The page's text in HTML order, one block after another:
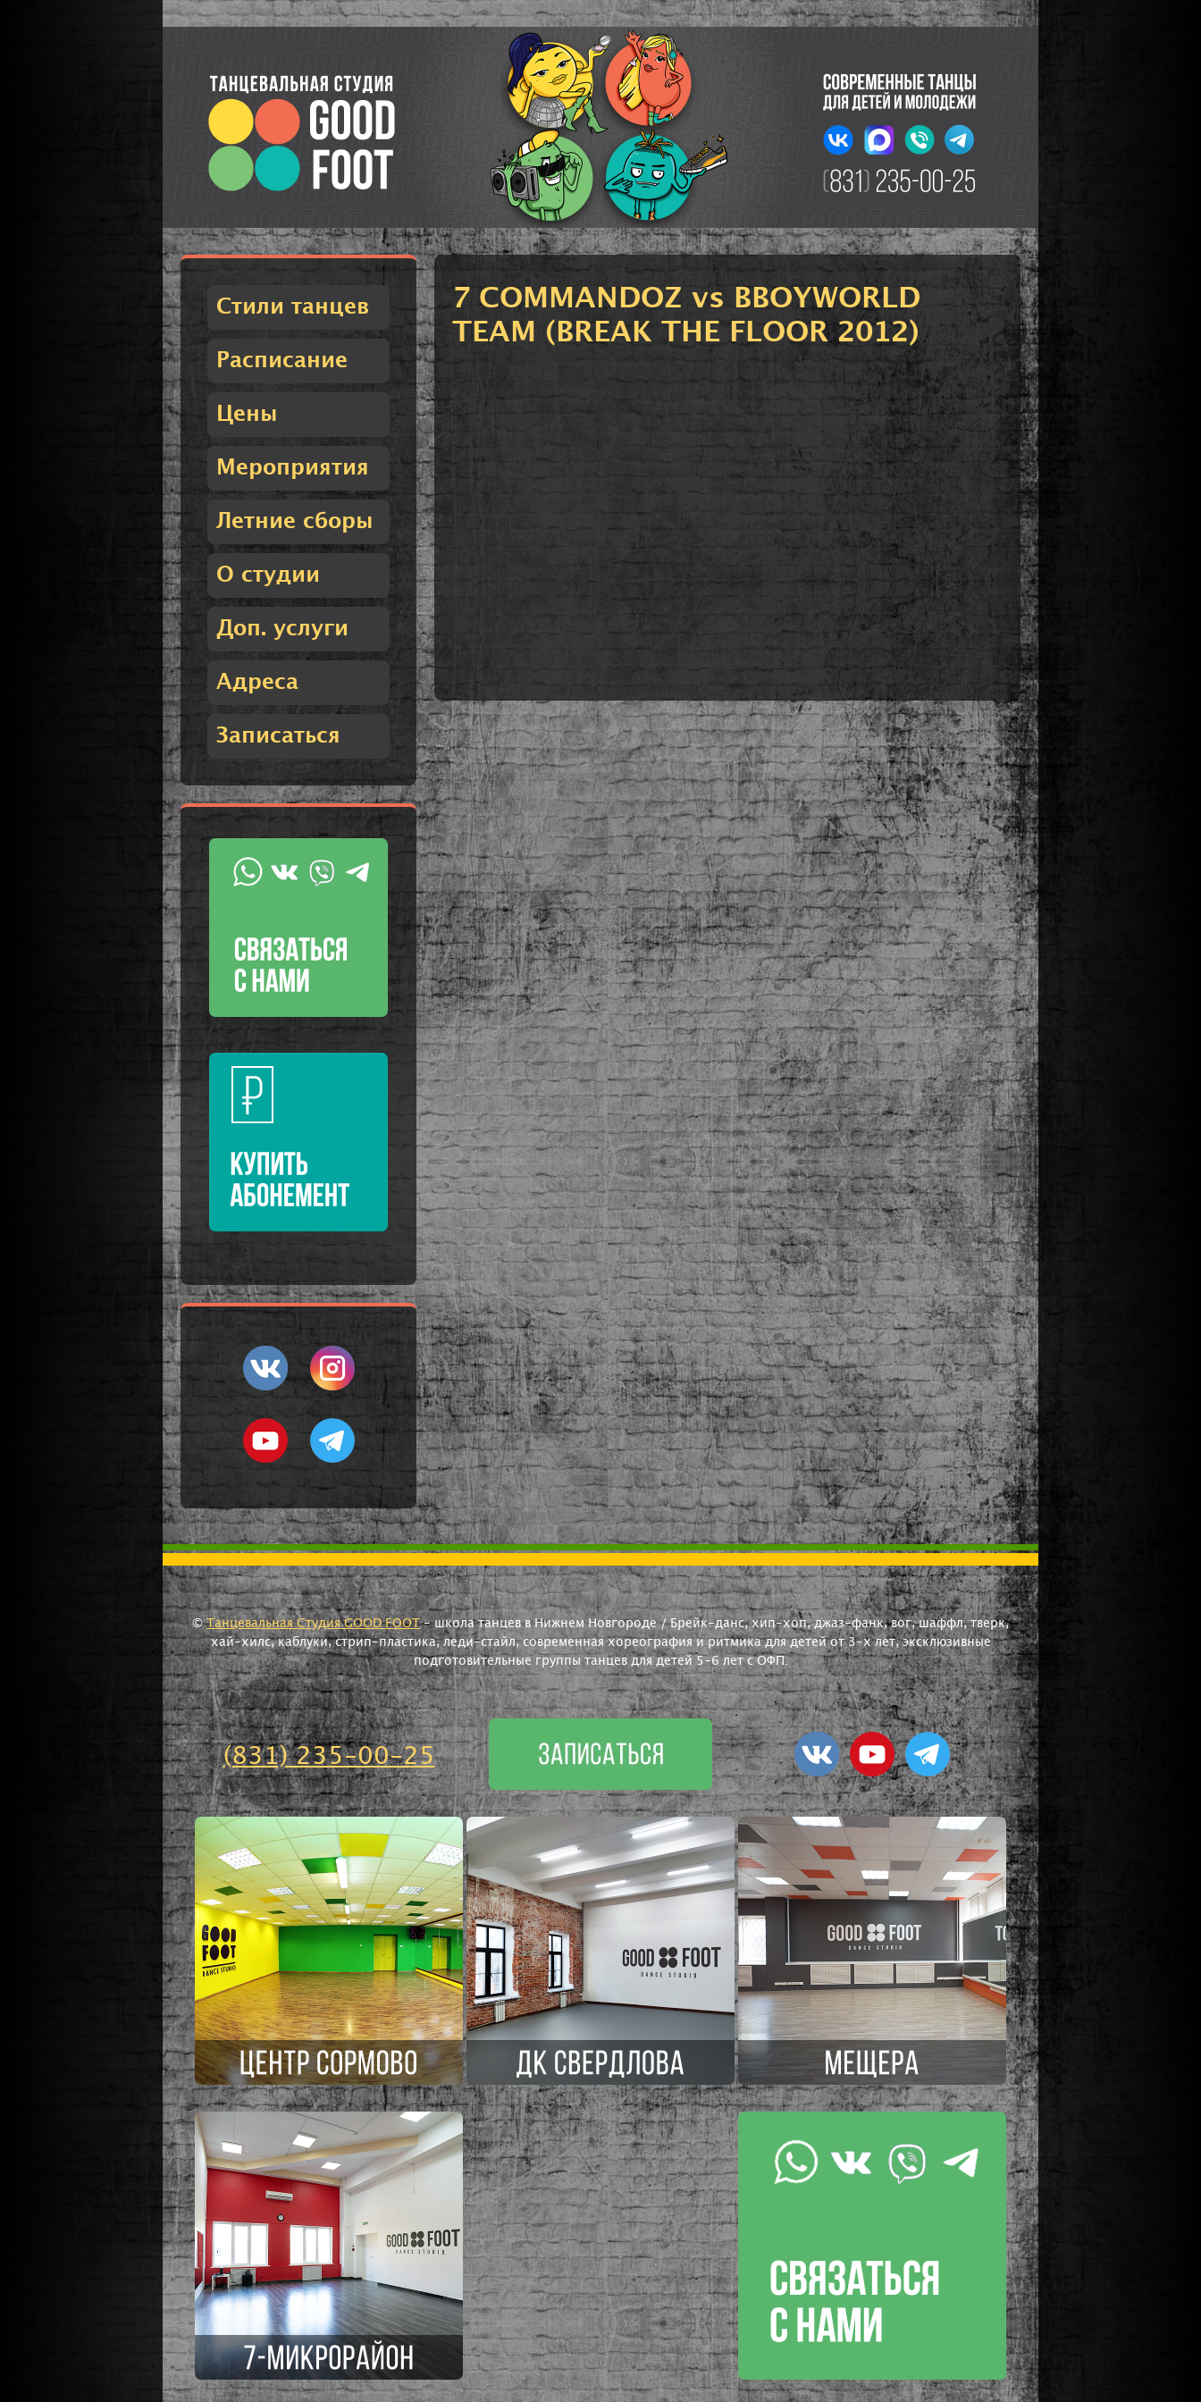
Стили танцев
Расписание
Цены
Мероприятия
Летние сборы
О студии
Доп. услуги
Адреса
Записаться
7 COMMANDOZ vs BBOYWORLD
TEAM (BREAK THE FLOOR 2012)
©Танцевальная Студия GOOD FOOT- школа танцев в Нижнем Новгороде / Брейк-данс, хип-хоп, джаз-фанк, вог, шаффл, тверк,
хай-хилс, каблуки, стрип-пластика, леди-стайл, современная хореография и ритмика для детей от 3-х лет, эксклюзивные
подготовительные группы танцев для детей 5-6 лет с ОФП.
(831) 235-00-25